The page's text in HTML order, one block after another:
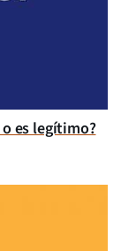
es legítimo?